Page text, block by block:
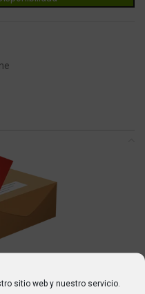
sitio web y nuestro servicio.